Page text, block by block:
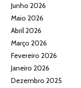
Junho 2026
Maio 2026
Abril 2026
Março 2026
Fevereiro 2026
Janeiro 2026
Dezembro 2025